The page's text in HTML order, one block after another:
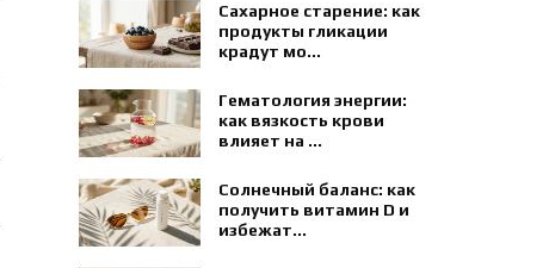
Сахарное старение: как
продукты гликации
крадут мо...
Гематология энергии:
как вязкость крови
влияет на ...
Солнечный баланс: как
получить витамин D и
избежат...